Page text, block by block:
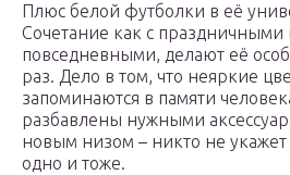
Плюс белой футболки в её
Сочетание как с праздничными
повседневными, делают её
раз. Дело в том, что неяркие
запоминаются в памяти
разбавлены нужными
новым низом – никто не укажет
одно и тоже.